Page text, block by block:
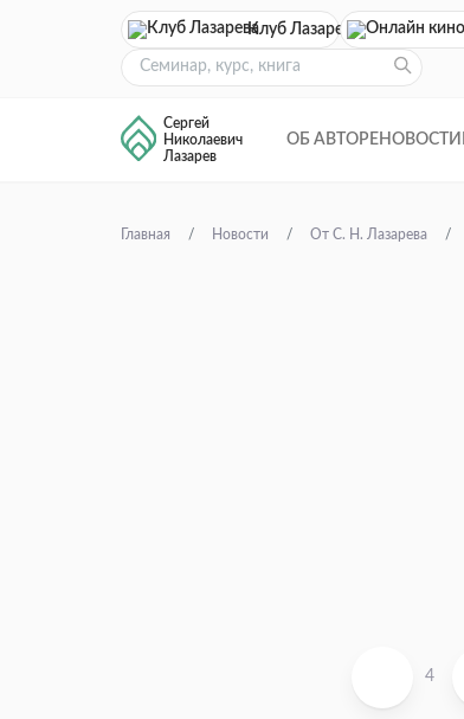
Клуб Лазарева
Сергей
Николаевич
Лазарев
ОБ АВТОРЕ НОВОСТИ
Главная Новости От С. Н. Лазарева
4